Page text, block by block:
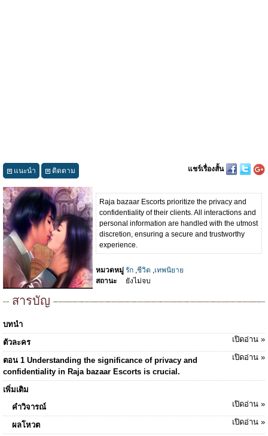
แนะนำ ติดตาม แชร์เรื่องสั้น
Raja bazaar Escorts prioritize the privacy and
confidentiality of their clients. All interactions and
personal information are handled with the utmost
discretion, ensuring a secure and trustworthy
experience.
หมวดหมู่ รัก ,ชีวิต ,เทพนิยาย
สถานะ
ยังไม่จบ
สารบัญ
บทนำ
ตัวละคร
เปิดอ่าน »
ตอน 1 Understanding the significance of privacy and
confidentiality in Raja bazaar Escorts is crucial.
เปิดอ่าน »
เพิ่มเติม
คำวิจารณ์
เปิดอ่าน »
ผลโหวต เปิดอ่าน »